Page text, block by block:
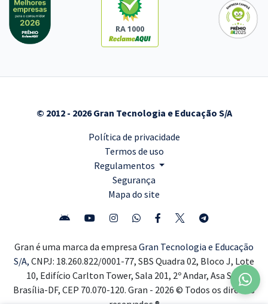
RA 1000
© 2012 - 2026 Gran Tecnologia e Educação S/A
Política de privacidade
Termos de uso
Regulamentos
Segurança
Mapa do site
Gran é uma marca da empresa Gran Tecnologia e Educação
S/A, CNPJ: 18.260.822/0001-77, SBS Quadra 02, Bloco J, Lote
10, Edifício Carlton Tower, Sala 201, 2º Andar, Asa Sul,
Brasília-DF, CEP 70.070-120. Gran - 2026 © Todos os direitos